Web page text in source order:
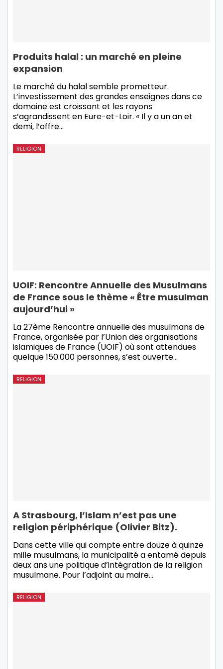
Produits halal : un marché en pleine
expansion
Le marché du halal semble prometteur.
L’investissement des grandes enseignes dans ce
domaine est croissant et les rayons
s’agrandissent en Eure-et-Loir. « Il y a un an et
demi, l’offre…
RELIGION
UOIF: Rencontre Annuelle des Musulmans
de France sous le thème « Être musulman
aujourd’hui »
La 27ème Rencontre annuelle des musulmans de
France, organisée par l’Union des organisations
islamiques de France (UOIF) où sont attendues
quelque 150.000 personnes, s’est ouverte…
RELIGION
A Strasbourg, l’Islam n’est pas une
religion périphérique (Olivier Bitz).
Dans cette ville qui compte entre douze à quinze
mille musulmans, la municipalité a entamé depuis
deux ans une politique d’intégration de la religion
musulmane. Pour l’adjoint au maire…
RELIGION